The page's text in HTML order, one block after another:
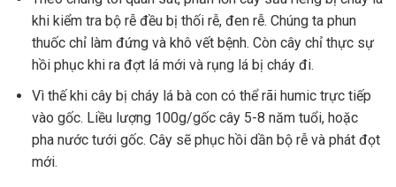
khi kiểm tra bộ rễ đều bị thối rễ, đen rễ. Chúng ta phun
thuốc chỉ làm đứng và khô vết bệnh. Còn cây chỉ thực sự
hồi phục khi ra đợt lá mới và rụng lá bị cháy đi.
Vì thế khi cây bị cháy lá bà con có thể rãi humic trực tiếp
vào gốc. Liều lượng 100g/gốc cây 5-8 năm tuổi, hoặc
pha nước tưới gốc. Cây sẽ phục hồi dần bộ rễ và phát đọt
mới.